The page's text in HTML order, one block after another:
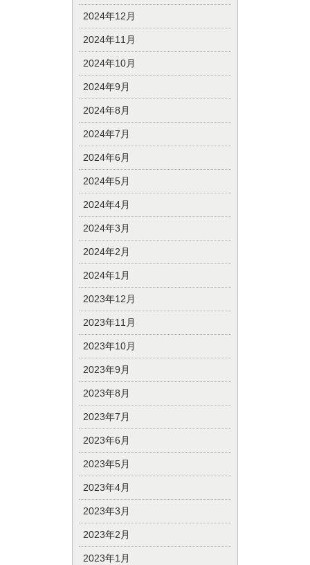
2024年12月
2024年11月
2024年10月
2024年9月
2024年8月
2024年7月
2024年6月
2024年5月
2024年4月
2024年3月
2024年2月
2024年1月
2023年12月
2023年11月
2023年10月
2023年9月
2023年8月
2023年7月
2023年6月
2023年5月
2023年4月
2023年3月
2023年2月
2023年1月